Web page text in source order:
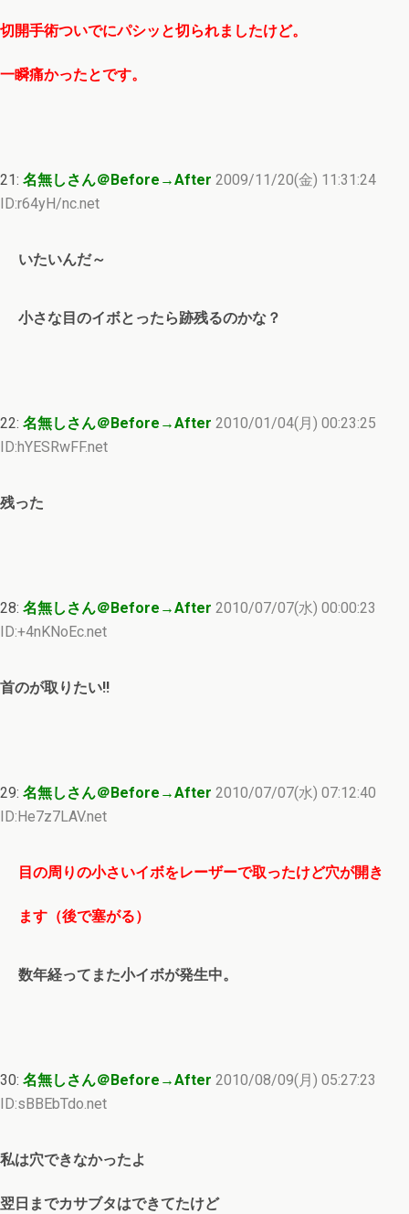
切開手術ついでにパシッと切られましたけど。
一瞬痛かったとです。
21: 名無しさん＠Before→After 2009/11/20(金) 11:31:24
ID:r64yH/nc.net
いたいんだ～
小さな目のイボとったら跡残るのかな？
22: 名無しさん＠Before→After 2010/01/04(月) 00:23:25
ID:hYESRwFF.net
残った
28: 名無しさん＠Before→After 2010/07/07(水) 00:00:23
ID:+4nKNoEc.net
首のが取りたい!!
29: 名無しさん＠Before→After 2010/07/07(水) 07:12:40
ID:He7z7LAV.net
目の周りの小さいイボをレーザーで取ったけど穴が開き
ます（後で塞がる）
数年経ってまた小イボが発生中。
30: 名無しさん＠Before→After 2010/08/09(月) 05:27:23
ID:sBBEbTdo.net
私は穴できなかったよ
翌日までカサブタはできてたけど